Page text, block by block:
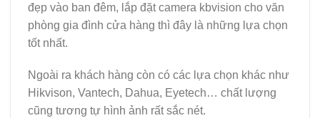
đẹp vào ban đêm, lắp đặt camera kbvision cho văn
phòng gia đình cửa hàng thì đây là những lựa chọn
tốt nhất.
Ngoài ra khách hàng còn có các lựa chọn khác như
Hikvison, Vantech, Dahua, Eyetech… chất lượng
cũng tương tự hình ảnh rất sắc nét.